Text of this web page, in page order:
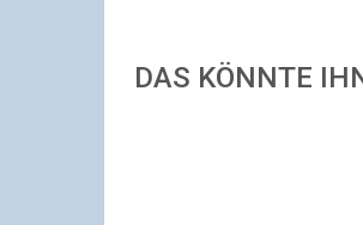
DAS KÖNNTE